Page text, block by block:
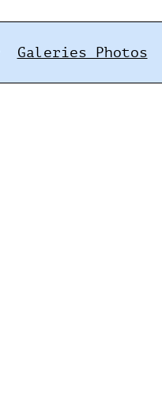
Galeries Photos